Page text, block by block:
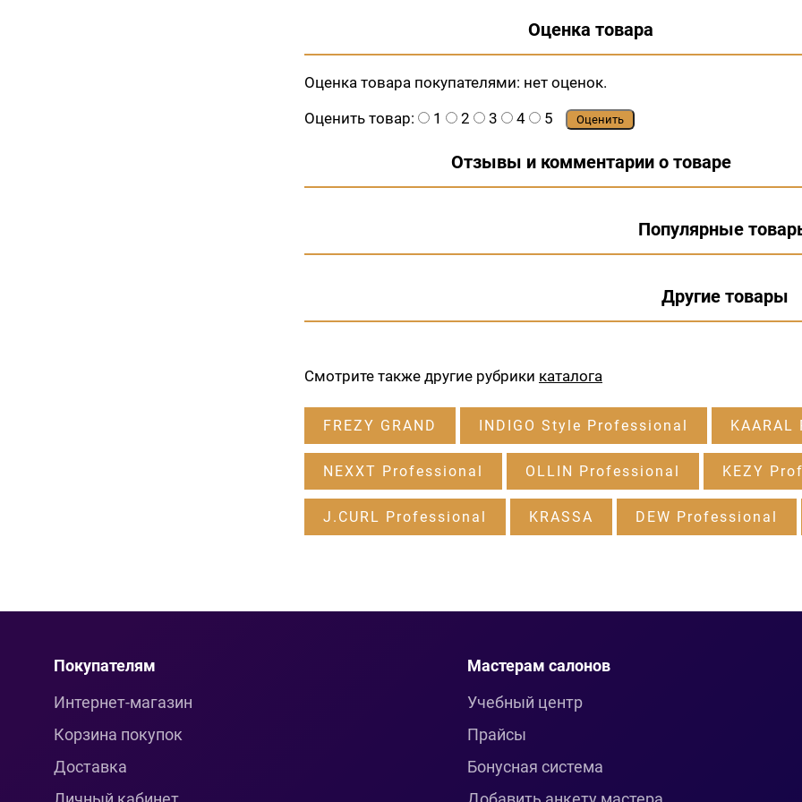
Оценка товара
Оценка товара покупателями: нет оценок.
Оценить товар:
1 2 3 4 5 Оценить
Отзывы и комментарии о товаре
Популярные
Другие товары
Смотрите также другие рубрики каталога
FREZY GRAND INDIGO Style Professional
NEXXT Professional OLLIN Professional KEZY
J.CURL Professional KRASSA DEW Professional
Покупателям
Интернет-магазин
Корзина покупок
Доставка
Мастерам салонов
Учебный центр
Прайсы
Бонусная система